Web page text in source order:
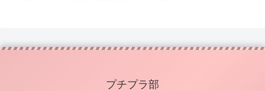
プチプラ部